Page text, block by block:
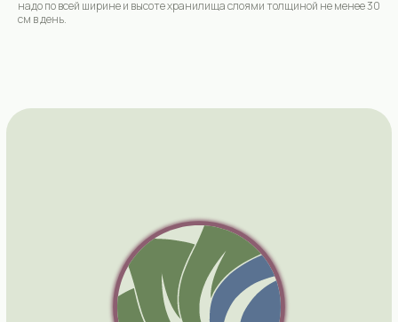
надо по всей ширине и высоте хранилища слоями толщиной не менее 30
см в день.